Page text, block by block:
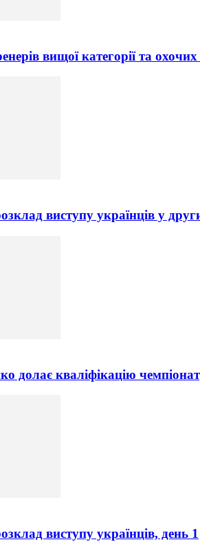
вищої категорії та
виступу українців у
долає кваліфікацію
виступу українців, день 1